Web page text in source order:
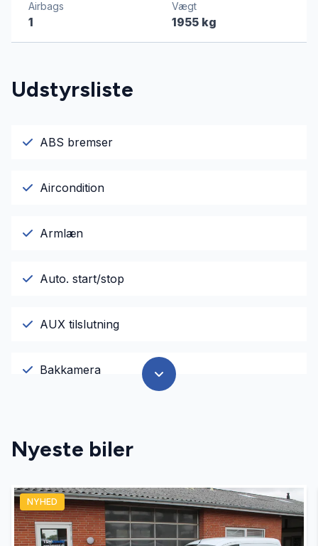
Airbags
1
Vægt
1955 kg
Udstyrsliste
ABS bremser
Aircondition
Armlæn
Auto. start/stop
AUX tilslutning
Bakkamera
El-klapbare sidespejle
El-ruder
Nyeste biler
NYHED